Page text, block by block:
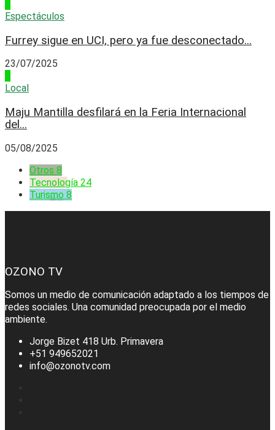
Espectáculos
Furrey sigue en UCI, pero ya fue desconectado...
23/07/2025
Local
Maju Mantilla desfilará en la Feria Internacional
del...
05/08/2025
Otros 8
Tecnología 24
Turismo 8
OZONO TV
Somos un medio de comunicación adaptado a los tiempos de
redes sociales. Una comunidad preocupada por el medio
ambiente.
Jorge Bizet 418 Urb. Primavera
+51 949652021
info@ozonotv.com